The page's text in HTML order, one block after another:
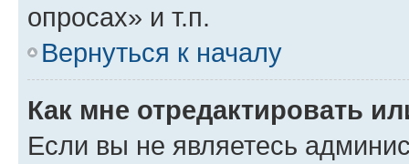
опросах» и т.п.
Вернуться к началу
Как мне отредактировать
Если вы не являетесь